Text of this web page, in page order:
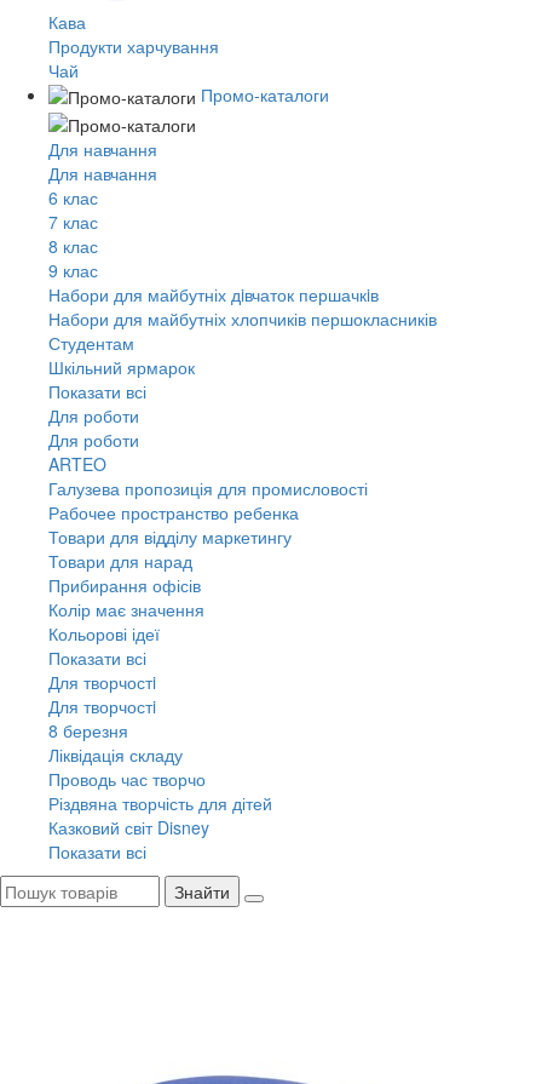
Кава
Продукти харчування
Чай
Промо-каталоги
Для навчання
Для навчання
6 клас
7 клас
8 клас
9 клас
Набори для майбутніх дiвчаток першачкiв
Набори для майбутніх хлопчиків першокласників
Студентам
Шкільний ярмарок
Показати всі
Для роботи
Для роботи
ARTEO
Галузева пропозиція для промисловості
Рабочее пространство ребенка
Товари для відділу маркетингу
Товари для нарад
Прибирання офісів
Колір має значення
Кольорові ідеї
Показати всі
Для творчостi
Для творчостi
8 березня
Ліквідація складу
Проводь час творчо
Різдвяна творчість для дітей
Казковий світ Disney
Показати всі
Знайти